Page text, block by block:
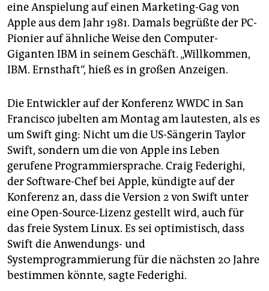
eine Anspielung auf einen Marketing-Gag von
Apple aus dem Jahr 1981. Damals begrüßte der PC-
Pionier auf ähnliche Weise den Computer-
Giganten IBM in seinem Geschäft. „Willkommen,
IBM. Ernsthaft“, hieß es in großen Anzeigen.
Die Entwickler auf der Konferenz WWDC in San
Francisco jubelten am Montag am lautesten, als es
um Swift ging: Nicht um die US-Sängerin Taylor
Swift, sondern um die von Apple ins Leben
gerufene Programmiersprache. Craig Federighi,
der Software-Chef bei Apple, kündigte auf der
Konferenz an, dass die Version 2 von Swift unter
eine Open-Source-Lizenz gestellt wird, auch für
das freie System Linux. Es sei optimistisch, dass
Swift die Anwendungs- und
Systemprogrammierung für die nächsten 20 Jahre
bestimmen könnte, sagte Federighi.